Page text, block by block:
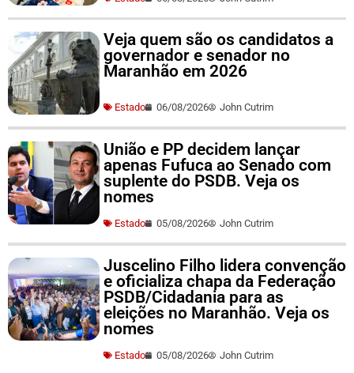
Veja quem são os candidatos a
governador e senador no
Maranhão em 2026
Estado 06/08/2026 John Cutrim
União e PP decidem lançar
apenas Fufuca ao Senado com
suplente do PSDB. Veja os
nomes
Estado 05/08/2026 John Cutrim
Juscelino Filho lidera convenção
e oficializa chapa da Federação
PSDB/Cidadania para as
eleições no Maranhão. Veja os
nomes
Estado 05/08/2026 John Cutrim